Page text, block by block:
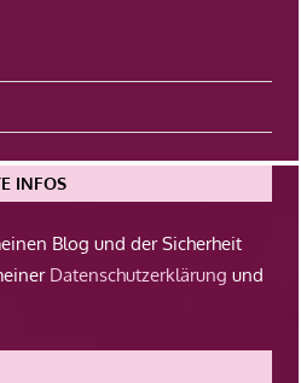
INFOS
Blog und der Sicherheit
Datenschutzerklärung und